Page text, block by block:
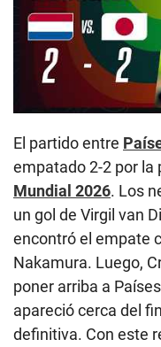
El partido entre
empatado 2-2 por la
Mundial 2026. Los
un gol de Virgil van
encontró el empate
Nakamura. Luego,
poner arriba a
apareció cerca del
definitiva. Con este